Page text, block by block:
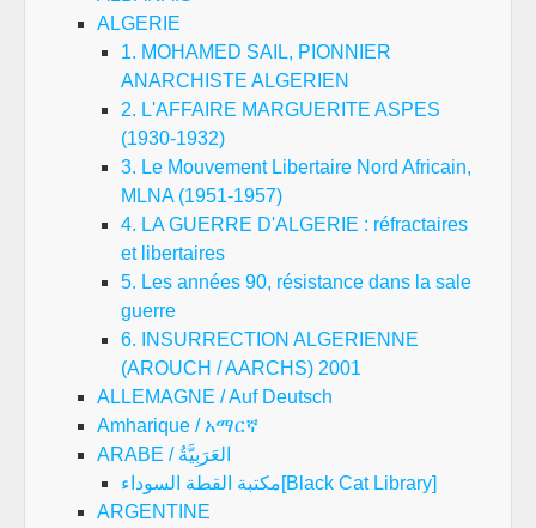
ALGERIE
1. MOHAMED SAIL, PIONNIER
ANARCHISTE ALGERIEN
2. L'AFFAIRE MARGUERITE ASPES
(1930-1932)
3. Le Mouvement Libertaire Nord Africain,
MLNA (1951-1957)
4. LA GUERRE D'ALGERIE : réfractaires
et libertaires
5. Les années 90, résistance dans la sale
guerre
6. INSURRECTION ALGERIENNE
(AROUCH / AARCHS) 2001
ALLEMAGNE / Auf Deutsch
Amharique / አማርኛ
ARABE / العَرَبِيَّةُ
مكتبة القطة السوداء[Black Cat Library]
ARGENTINE